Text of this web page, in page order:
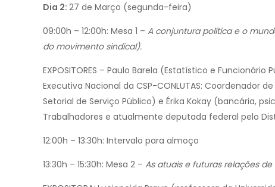
Dia 2: 27 de Março (segunda-feira)
09:00h – 12:00h: Mesa 1 – A conjuntura política e o
do movimento sindical).
EXPOSITORES – Paulo Barela (Estatístico e
Executiva Nacional da CSP-CONLUTAS: Coordenador
Setorial de Serviço Público) e Érika Kokay (bancária,
Trabalhadores e atualmente deputada federal pelo
12:00h – 13:30h: Intervalo para almoço
13:30h – 15:30h: Mesa 2 – As atuais e futuras relações